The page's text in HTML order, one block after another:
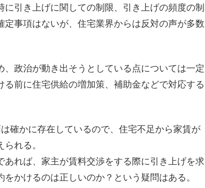
引き上げに関しての制限、引き上げの頻度の制
事項はないが、住宅業界からは反対の声が多数
政治が動き出そうとしている点については一定
前に住宅供給の増加策、補助金などで対応する
確かに存在しているので、住宅不足から家賃が
れる。
れば、家主が賃料交渉をする際に引き上げを求
かけるのは正しいのか？という疑問はある。